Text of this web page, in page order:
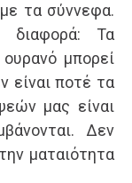
τα σύννεφα.
διαφορά: Τα
μπορεί
είναι ποτέ τα
μας είναι
Δεν
ματαιότητα